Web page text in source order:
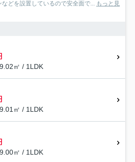
どを設置しているので安全面で...
もっと見
㎡ / 1LDK
㎡ / 1LDK
㎡ / 1LDK